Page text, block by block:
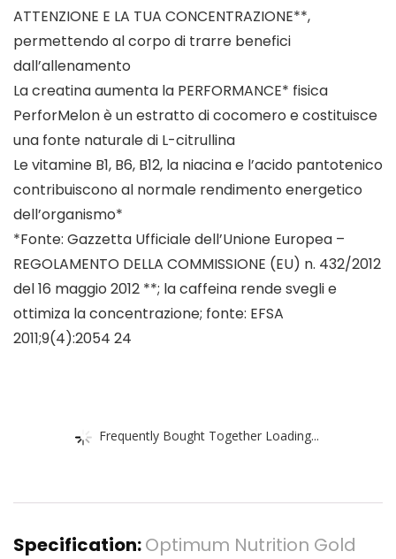
ATTENZIONE E LA TUA CONCENTRAZIONE**,
permettendo al corpo di trarre benefici
dall’allenamento
La creatina aumenta la PERFORMANCE* fisica
PerforMelon è un estratto di cocomero e costituisce
una fonte naturale di L-citrullina
Le vitamine B1, B6, B12, la niacina e l’acido pantotenico
contribuiscono al normale rendimento energetico
dell’organismo*
*Fonte: Gazzetta Ufficiale dell’Unione Europea –
REGOLAMENTO DELLA COMMISSIONE (EU) n. 432/2012
del 16 maggio 2012 **; la caffeina rende svegli e
ottimiza la concentrazione; fonte: EFSA
2011;9(4):2054 24
Frequently Bought Together Loading...
Specification:Optimum Nutrition Gold